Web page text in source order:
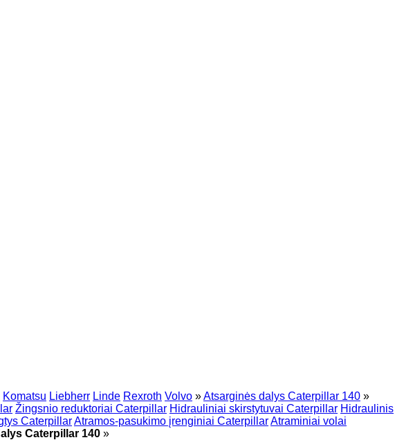
Komatsu Liebherr Linde Rexroth Volvo »Atsarginės dalys Caterpillar 140 »
Žingsnio reduktoriai Caterpillar Hidrauliniai skirstytuvai Caterpillar Hidraulinis
CaterpillarAtramos-pasukimo įrenginiai CaterpillarAtraminiai volai
Caterpillar 140 »